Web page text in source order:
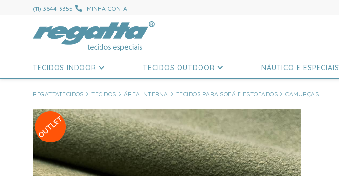
(11) 3644-3355 MINHA CONTA
TECIDOS INDOOR TECIDOS OUTDOOR NÁUTICO E ESPECIAIS
REGATTATECIDOS TECIDOS ÁREA INTERNA TECIDOS PARA SOFÁ E ESTOFADOS CAMURÇAS